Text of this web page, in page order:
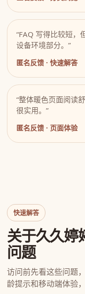
“FAQ 写得比较短，
设备环境部分。”
匿名反馈 · 快速解答
“整体暖色页面阅读
很实用。”
匿名反馈 · 页面体验
快速解答
关于久久婷
问题
访问前先看这些问题
龄提示和移动端体验